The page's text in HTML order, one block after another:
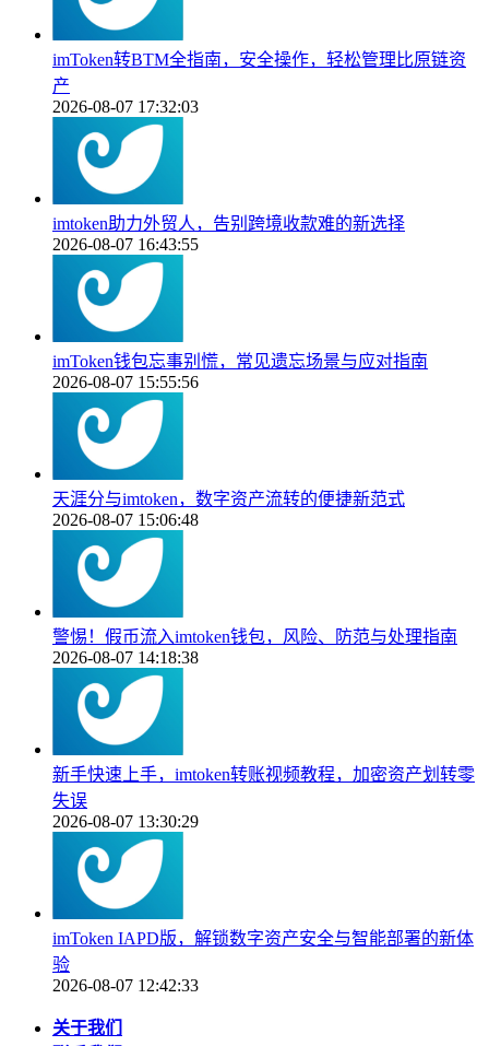
imToken转BTM全指南，安全操作，轻松管理比原链资
产
2026-08-07 17:32:03
imtoken助力外贸人，告别跨境收款难的新选择
2026-08-07 16:43:55
imToken钱包忘事别慌，常见遗忘场景与应对指南
2026-08-07 15:55:56
天涯分与imtoken，数字资产流转的便捷新范式
2026-08-07 15:06:48
警惕！假币流入imtoken钱包，风险、防范与处理指南
2026-08-07 14:18:38
新手快速上手，imtoken转账视频教程，加密资产划转零
失误
2026-08-07 13:30:29
imToken IAPD版，解锁数字资产安全与智能部署的新体
验
2026-08-07 12:42:33
关于我们